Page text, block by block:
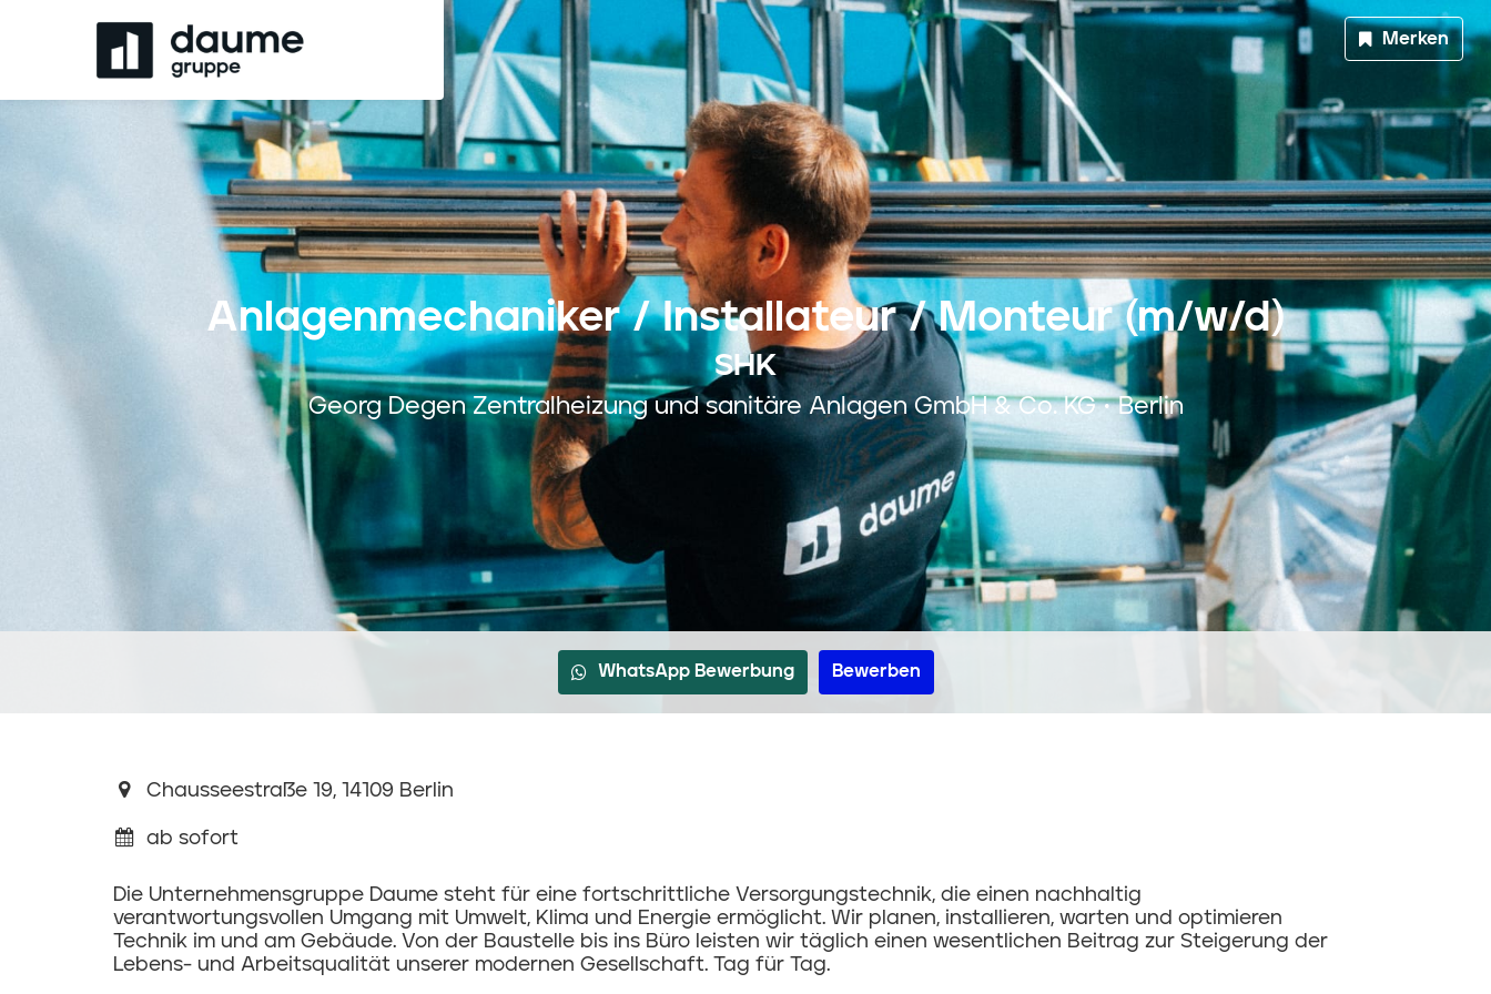
Anlagenmechaniker / Installateur / Monteur (m/w/d)
SHK
Georg Degen Zentralheizung und sanitäre Anlagen GmbH & Co. KG • Berlin
Merken
WhatsApp Bewerbung Bewerben
Chausseestraße 19, 14109 Berlin
ab sofort
Die Unternehmensgruppe Daume steht für eine fortschrittliche Versorgungstechnik, die einen nachhaltig
verantwortungsvollen Umgang mit Umwelt, Klima und Energie ermöglicht. Wir planen, installieren, warten und optimieren
Technik im und am Gebäude. Von der Baustelle bis ins Büro leisten wir täglich einen wesentlichen Beitrag zur Steigerung der
Lebens- und Arbeitsqualität unserer modernen Gesellschaft. Tag für Tag.